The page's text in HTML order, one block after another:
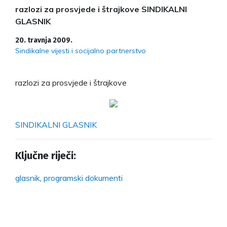
razlozi za prosvjede i štrajkove SINDIKALNI
GLASNIK
20. travnja 2009.
Sindikalne vijesti i socijalno partnerstvo
razlozi za prosvjede i štrajkove
SINDIKALNI GLASNIK
Ključne riječi:
glasnik programski dokumenti